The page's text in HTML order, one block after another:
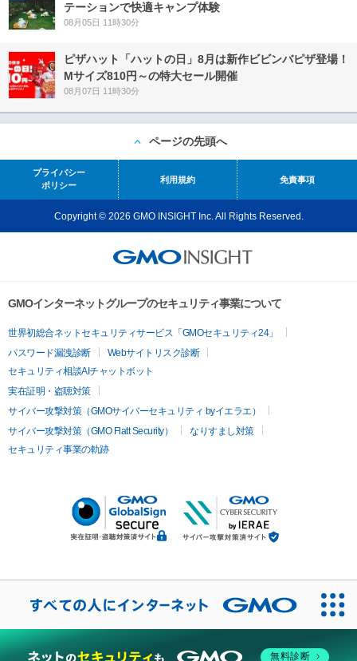
テーションで快適キャンプ体験
08月05日 11時30分
ピザハット「ハットの日」8月は新作ビビンバピザ登場！
Mサイズ810円～の特大セール開催
08月07日 11時30分
ページの先頭へ
プライバシー
ポリシー
利用規約 免責事項
Copyright © 2026 GMO INSIGHT Inc. All Rights Reserved.
GMOインターネットグループのセキュリティ事業について
世界初総合ネットセキュリティサービス「GMOセキュリティ24」
パスワード漏洩診断
Webサイトリスク診断
セキュリティ相談AIチャットボット
実在証明・盗聴対策
サイバー攻撃対策（GMOサイバーセキュリティ byイエラエ）
サイバー攻撃対策（GMO Flatt Security）
なりすまし対策
セキュリティ事業の軌跡
無料診断